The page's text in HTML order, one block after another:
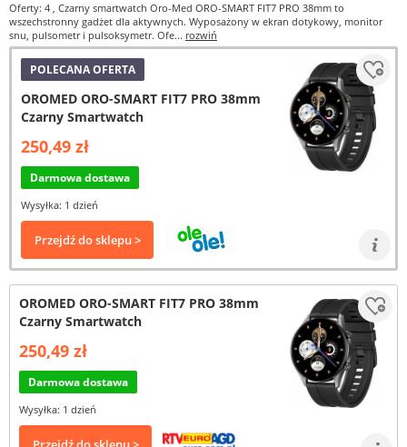
Oferty: 4 , Czarny smartwatch Oro-Med ORO-SMART FIT7 PRO 38mm to
wszechstronny gadżet dla aktywnych. Wyposażony w ekran dotykowy, monitor
snu, pulsometr i pulsoksymetr. Ofe... rozwiń
POLECANA OFERTA
OROMED ORO-SMART FIT7 PRO 38mm
Czarny Smartwatch
250,49 zł
Darmowa dostawa
Wysyłka: 1 dzień
Przejdź do sklepu >
OROMED ORO-SMART FIT7 PRO 38mm
Czarny Smartwatch
250,49 zł
Darmowa dostawa
Wysyłka: 1 dzień